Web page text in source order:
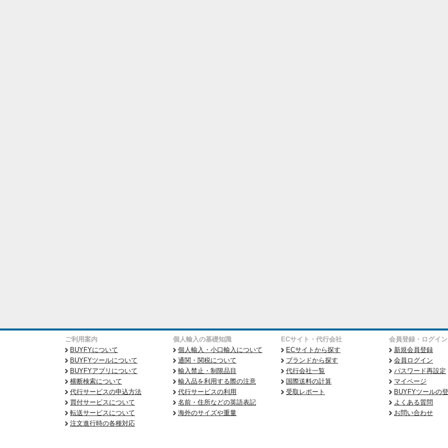
ご利用案内
BUYFYについて
BUYFYツールについて
BUYFYアプリについて
横断検索について
代行サービスの申込方法
買付サービスについて
転送サービスについて
注文進行時の各種対応
個人輸入の基礎知識
個人輸入・小口輸入について
通関・関税について
輸入禁止・制限品目
輸入品を利用する際の注意
代行サービスの利用
名前・住所などの英語表記
海外のサイズや重量
ECサイト・代行会社
ECサイトから探す
ブランドから探す
代行会社一覧
国際送料の計算
受取レポート
会員登録・ログイン
新規会員登録
会員ログイン
パスワード再設定
マイページ
BUYFYツールの
よくある質問
お問い合わせ